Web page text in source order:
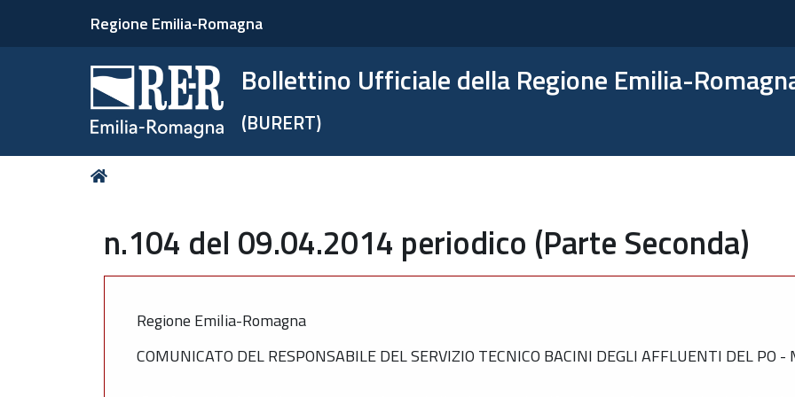
Regione Emilia-Romagna
Bollettino Ufficiale della Regione Emilia-
(BURERT)
Tu
n.104 del 09.04.2014 periodico (Parte Seconda)
Regione Emilia-Romagna
COMUNICATO DEL RESPONSABILE DEL SERVIZIO TECNICO BACINI DEGLI AFFLUENTI DEL PO -